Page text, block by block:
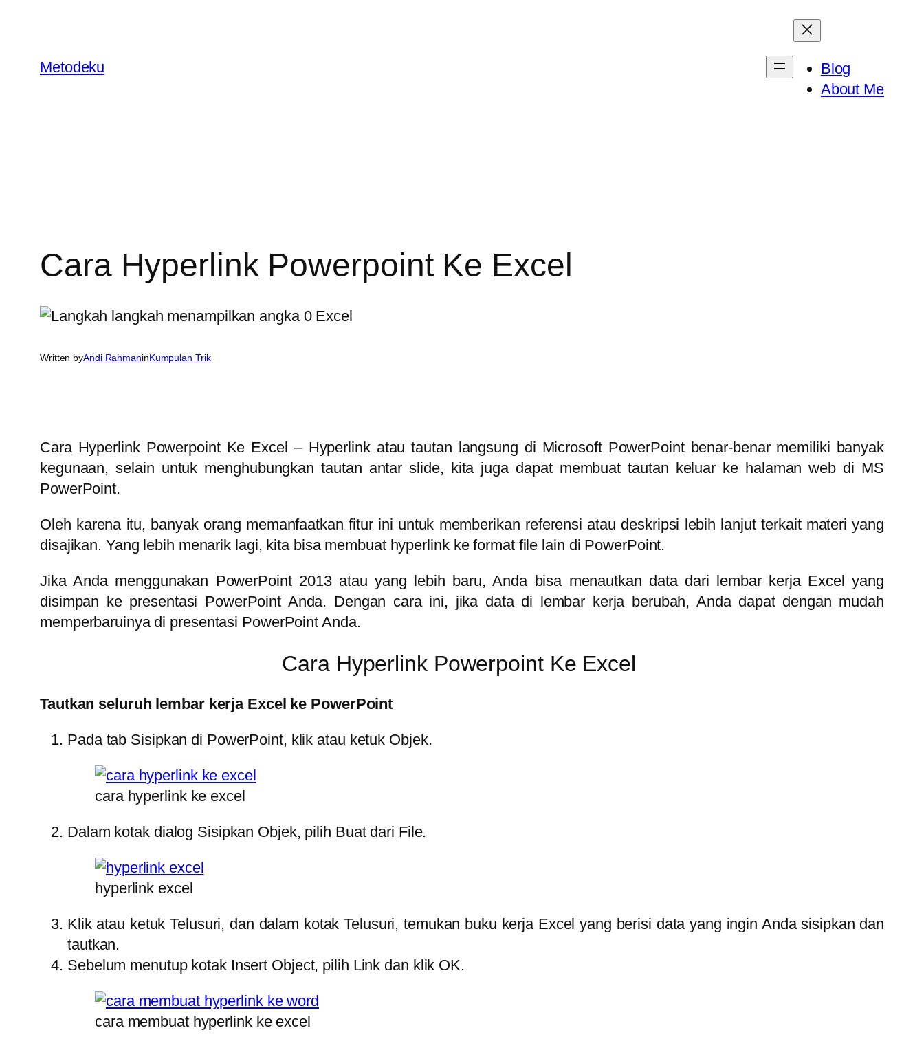
Metodeku
Blog
About Me
Cara Hyperlink Powerpoint Ke Excel
Written byAndi RahmaninKumpulan Trik
Cara Hyperlink Powerpoint Ke Excel – Hyperlink atau tautan langsung di Microsoft PowerPoint benar-benar memiliki banyak
kegunaan, selain untuk menghubungkan tautan antar slide, kita juga dapat membuat tautan keluar ke halaman web di MS
PowerPoint.
Oleh karena itu, banyak orang memanfaatkan fitur ini untuk memberikan referensi atau deskripsi lebih lanjut terkait materi yang
disajikan. Yang lebih menarik lagi, kita bisa membuat hyperlink ke format file lain di PowerPoint.
Jika Anda menggunakan PowerPoint 2013 atau yang lebih baru, Anda bisa menautkan data dari lembar kerja Excel yang
disimpan ke presentasi PowerPoint Anda. Dengan cara ini, jika data di lembar kerja berubah, Anda dapat dengan mudah
memperbaruinya di presentasi PowerPoint Anda.
Cara Hyperlink Powerpoint Ke Excel
Tautkan seluruh lembar kerja Excel ke PowerPoint
Pada tab Sisipkan di PowerPoint, klik atau ketuk Objek.
cara hyperlink ke excel
Dalam kotak dialog Sisipkan Objek, pilih Buat dari File.
hyperlink excel
Klik atau ketuk Telusuri, dan dalam kotak Telusuri, temukan buku kerja Excel yang berisi data yang ingin Anda sisipkan dan
tautkan.
Sebelum menutup kotak Insert Object, pilih Link dan klik OK.
cara membuat hyperlink ke excel